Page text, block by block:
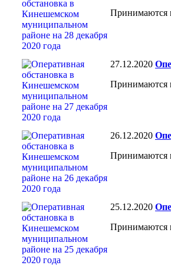
Принимаются
27.12.2020
Принимаются
26.12.2020
Принимаются
25.12.2020
Принимаются